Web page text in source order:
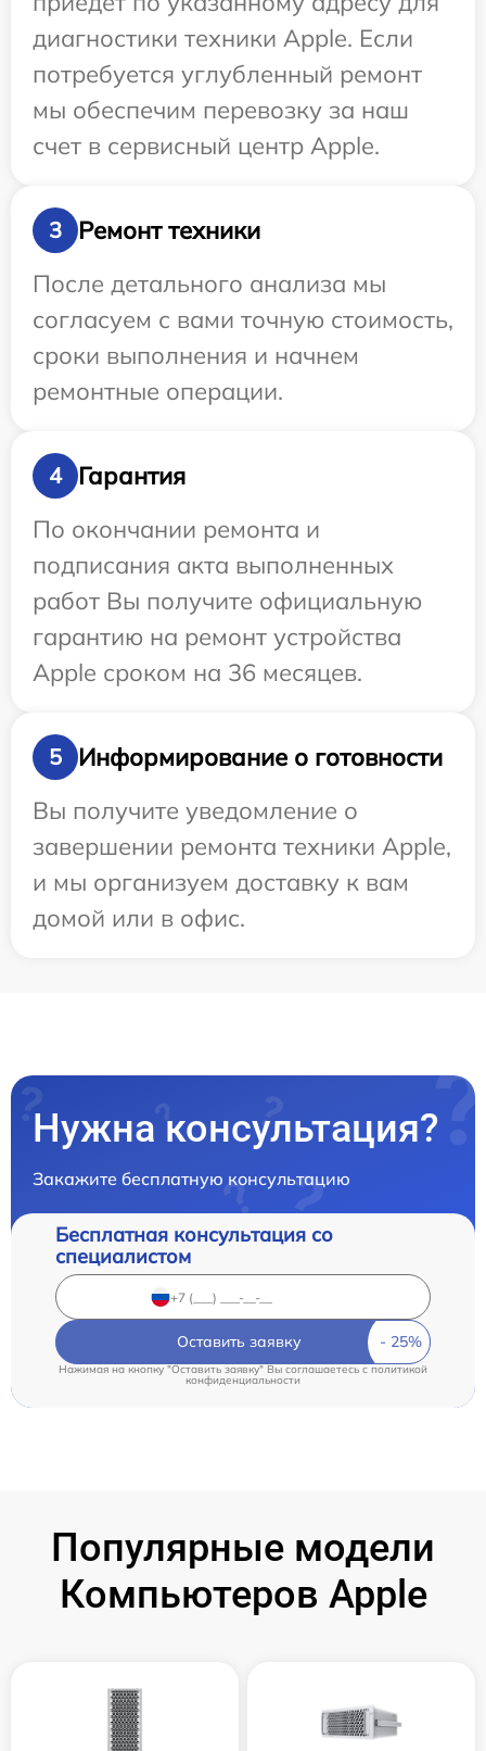
диагностики техники Apple. Если
потребуется углубленный ремонт
мы обеспечим перевозку за наш
счет в сервисный центр Apple.
3
Ремонт техники
После детального анализа мы
согласуем с вами точную стоимость,
сроки выполнения и начнем
ремонтные операции.
4
Гарантия
По окончании ремонта и
подписания акта выполненных
работ Вы получите официальную
гарантию на ремонт устройства
Apple сроком на 36 месяцев.
5
Информирование о готовности
Вы получите уведомление о
завершении ремонта техники Apple,
и мы организуем доставку к вам
домой или в офис.
Нужна консультация?
Закажите бесплатную консультацию
Бесплатная консультация со
специалистом
Оставить заявку
Нажимая на кнопку "Оставить заявку" Вы соглашаетесь cполитикой
конфиденциальности
Популярные модели
Компьютеров Apple